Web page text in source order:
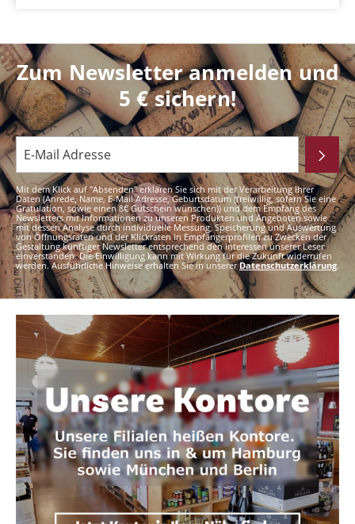
Zum Newsletter anmelden und
5 € sichern!
Mit dem Klick auf "Absenden" erklären Sie sich mit der Verarbeitung Ihrer
Daten (Anrede, Name, E-Mail Adresse, Geburtsdatum (freiwillig, sofern Sie eine
Gratulation, sowie einen 8€ Gutschein wünschen)) und dem Empfang des
Newsletters mit Informationen zu unseren Produkten und Angeboten sowie
mit dessen Analyse durch individuelle Messung, Speicherung und Auswertung
von Öffnungsraten und der Klickraten in Empfängerprofilen zu Zwecken der
Gestaltung künftiger Newsletter entsprechend den Interessen unserer Leser
einverstanden. Die Einwilligung kann mit Wirkung für die Zukunft widerrufen
werden. Ausführliche Hinweise erhalten Sie in unsererDatenschutzerklärung.